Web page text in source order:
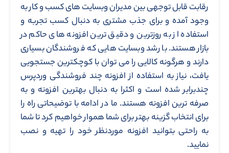
رقابت قابل توجهی بین مدیران وبسایت های کسب و کار به
وجود آمده و برای جذب مشتری به دنبال کسب تجربه و
استفاده از به روزترین و دقیق ترین افزونه های حاکم در
بازار هستند. با رشد وبسایت هایی که فروشندگان بسیاری
دارند و هرگونه کالایی را می توان با کوچکترین جستجویی
یافت، نیاز به استفاده از افزونه چند فروشندگی وردپرس
چندبرابر شده است و اکثرا به دنبال بهترین افزونه و به
صرفه ترین افزونه هستند. ما در ادامه با توضیحاتی راه را
برای انتخاب گزینه بهتر برای شما هموار خواهیم کرد تا شما
به راحتی بتوانید افزونه موردنظر خود را تهیه و نصب
نمایید.